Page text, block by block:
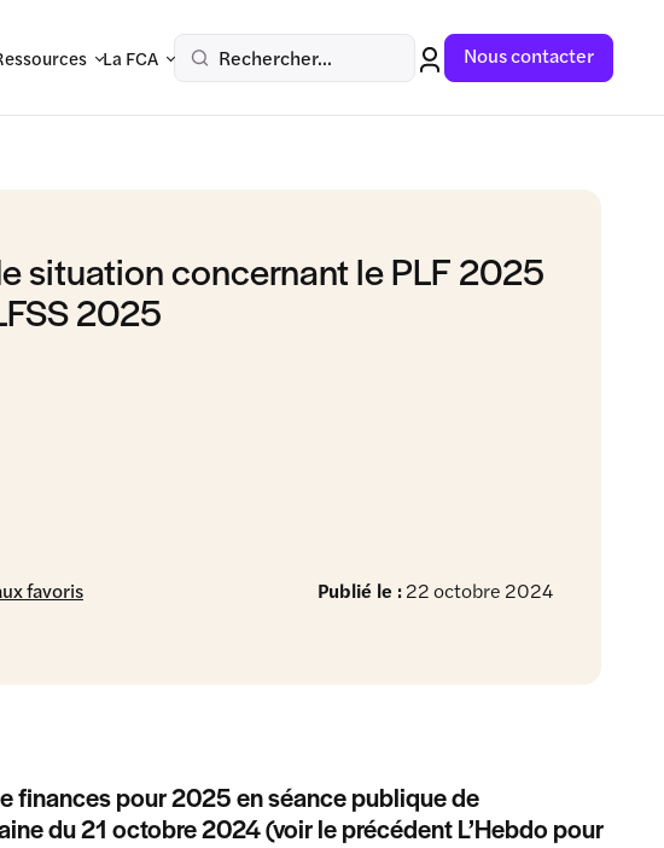
La FCA Rechercher... Nous contacter
situation concernant le PLF 2025
2025
Publié le :22 octobre 2024
favoris
finances pour 2025 en séance publique de
du 21 octobre 2024 (voir le précédent L’Hebdo pour